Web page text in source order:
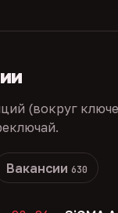
(вокруг
Вакансии 630